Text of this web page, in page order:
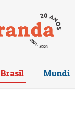
Brasil Mundi